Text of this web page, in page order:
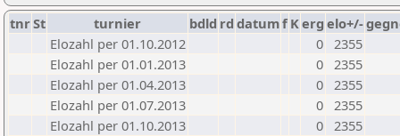
tnrSt turnier bdld rd datumf Kerg elo+/-
Elozahl per 01.10.2012
0 2355
Elozahl per 01.01.2013
0 2355
Elozahl per 01.04.2013
0 2355
Elozahl per 01.07.2013
0 2355
Elozahl per 01.10.2013
0 2355